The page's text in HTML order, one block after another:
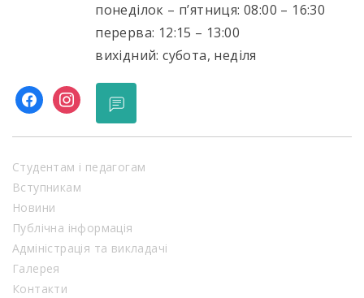
понеділок – п’ятниця: 08:00 – 16:30
перерва: 12:15 – 13:00
вихідний: субота, неділя
facebookinstagram
Студентам і педагогам
Вступникам
Новини
Публічна інформація
Адміністрація та викладачі
Галерея
Контакти